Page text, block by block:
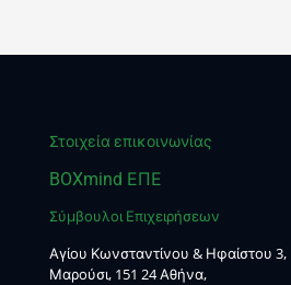
Στοιχεία επικοινωνίας
BOXmind ΕΠΕ
Σύμβουλοι Επιχειρήσεων
Αγίου Κωνσταντίνου & Ηφαίστου 3,
Μαρούσι, 151 24 Αθήνα,